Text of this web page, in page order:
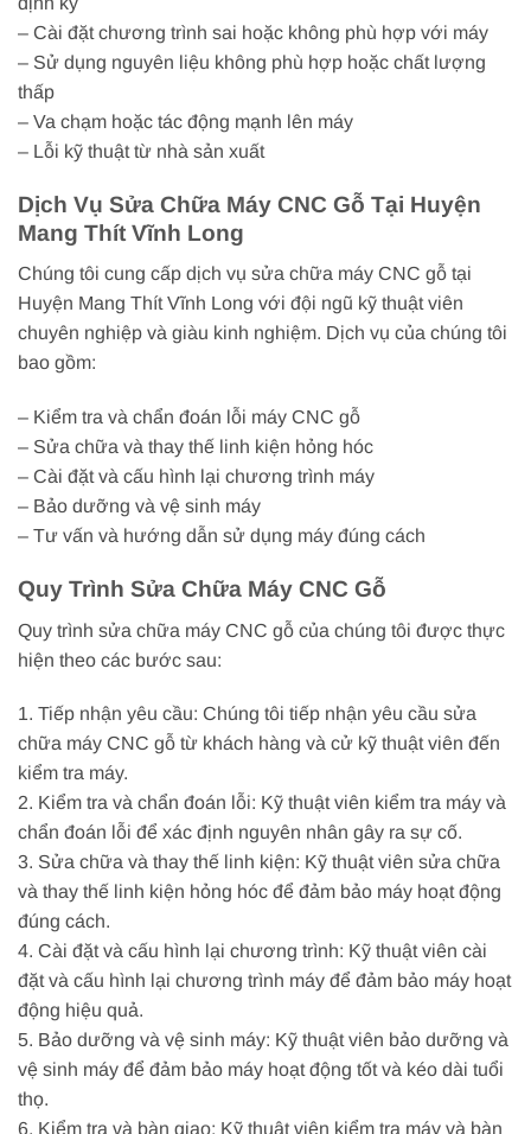
– Cài đặt chương trình sai hoặc không phù hợp với máy
– Sử dụng nguyên liệu không phù hợp hoặc chất lượng
thấp
– Va chạm hoặc tác động mạnh lên máy
– Lỗi kỹ thuật từ nhà sản xuất
Dịch Vụ Sửa Chữa Máy CNC Gỗ Tại Huyện
Mang Thít Vĩnh Long
Chúng tôi cung cấp dịch vụ sửa chữa máy CNC gỗ tại
Huyện Mang Thít Vĩnh Long với đội ngũ kỹ thuật viên
chuyên nghiệp và giàu kinh nghiệm. Dịch vụ của chúng tôi
bao gồm:
– Kiểm tra và chẩn đoán lỗi máy CNC gỗ
– Sửa chữa và thay thế linh kiện hỏng hóc
– Cài đặt và cấu hình lại chương trình máy
– Bảo dưỡng và vệ sinh máy
– Tư vấn và hướng dẫn sử dụng máy đúng cách
Quy Trình Sửa Chữa Máy CNC Gỗ
Quy trình sửa chữa máy CNC gỗ của chúng tôi được thực
hiện theo các bước sau:
1. Tiếp nhận yêu cầu: Chúng tôi tiếp nhận yêu cầu sửa
chữa máy CNC gỗ từ khách hàng và cử kỹ thuật viên đến
kiểm tra máy.
2. Kiểm tra và chẩn đoán lỗi: Kỹ thuật viên kiểm tra máy và
chẩn đoán lỗi để xác định nguyên nhân gây ra sự cố.
3. Sửa chữa và thay thế linh kiện: Kỹ thuật viên sửa chữa
và thay thế linh kiện hỏng hóc để đảm bảo máy hoạt động
đúng cách.
4. Cài đặt và cấu hình lại chương trình: Kỹ thuật viên cài
đặt và cấu hình lại chương trình máy để đảm bảo máy hoạt
động hiệu quả.
5. Bảo dưỡng và vệ sinh máy: Kỹ thuật viên bảo dưỡng và
vệ sinh máy để đảm bảo máy hoạt động tốt và kéo dài tuổi
thọ.
6. Kiểm tra và bàn giao: Kỹ thuật viên kiểm tra máy và bàn